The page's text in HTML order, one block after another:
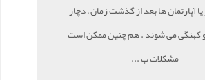
آپارتمان ها بعد از گذشت زمان ، دچار
کهنگی می شوند . هم چنین ممکن است
مشکلات ب ...